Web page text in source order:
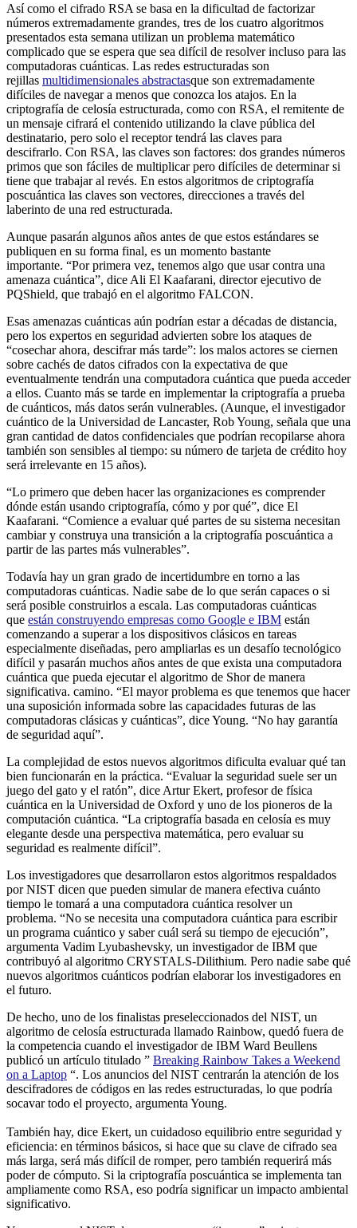
Así como el cifrado RSA se basa en la dificultad de factorizar
números extremadamente grandes, tres de los cuatro algoritmos
presentados esta semana utilizan un problema matemático
complicado que se espera que sea difícil de resolver incluso para las
computadoras cuánticas. Las redes estructuradas son
rejillas multidimensionales abstractasque son extremadamente
difíciles de navegar a menos que conozca los atajos. En la
criptografía de celosía estructurada, como con RSA, el remitente de
un mensaje cifrará el contenido utilizando la clave pública del
destinatario, pero solo el receptor tendrá las claves para
descifrarlo. Con RSA, las claves son factores: dos grandes números
primos que son fáciles de multiplicar pero difíciles de determinar si
tiene que trabajar al revés. En estos algoritmos de criptografía
poscuántica las claves son vectores, direcciones a través del
laberinto de una red estructurada.
Aunque pasarán algunos años antes de que estos estándares se
publiquen en su forma final, es un momento bastante
importante. “Por primera vez, tenemos algo que usar contra una
amenaza cuántica”, dice Ali El Kaafarani, director ejecutivo de
PQShield, que trabajó en el algoritmo FALCON.
Esas amenazas cuánticas aún podrían estar a décadas de distancia,
pero los expertos en seguridad advierten sobre los ataques de
“cosechar ahora, descifrar más tarde”: los malos actores se ciernen
sobre cachés de datos cifrados con la expectativa de que
eventualmente tendrán una computadora cuántica que pueda acceder
a ellos. Cuanto más se tarde en implementar la criptografía a prueba
de cuánticos, más datos serán vulnerables. (Aunque, el investigador
cuántico de la Universidad de Lancaster, Rob Young, señala que una
gran cantidad de datos confidenciales que podrían recopilarse ahora
también son sensibles al tiempo: su número de tarjeta de crédito hoy
será irrelevante en 15 años).
“Lo primero que deben hacer las organizaciones es comprender
dónde están usando criptografía, cómo y por qué”, dice El
Kaafarani. “Comience a evaluar qué partes de su sistema necesitan
cambiar y construya una transición a la criptografía poscuántica a
partir de las partes más vulnerables”.
Todavía hay un gran grado de incertidumbre en torno a las
computadoras cuánticas. Nadie sabe de lo que serán capaces o si
será posible construirlos a escala. Las computadoras cuánticas
que están construyendo empresas como Google e IBM están
comenzando a superar a los dispositivos clásicos en tareas
especialmente diseñadas, pero ampliarlas es un desafío tecnológico
difícil y pasarán muchos años antes de que exista una computadora
cuántica que pueda ejecutar el algoritmo de Shor de manera
significativa. camino. “El mayor problema es que tenemos que hacer
una suposición informada sobre las capacidades futuras de las
computadoras clásicas y cuánticas”, dice Young. “No hay garantía
de seguridad aquí”.
La complejidad de estos nuevos algoritmos dificulta evaluar qué tan
bien funcionarán en la práctica. “Evaluar la seguridad suele ser un
juego del gato y el ratón”, dice Artur Ekert, profesor de física
cuántica en la Universidad de Oxford y uno de los pioneros de la
computación cuántica. “La criptografía basada en celosía es muy
elegante desde una perspectiva matemática, pero evaluar su
seguridad es realmente difícil”.
Los investigadores que desarrollaron estos algoritmos respaldados
por NIST dicen que pueden simular de manera efectiva cuánto
tiempo le tomará a una computadora cuántica resolver un
problema. “No se necesita una computadora cuántica para escribir
un programa cuántico y saber cuál será su tiempo de ejecución”,
argumenta Vadim Lyubashevsky, un investigador de IBM que
contribuyó al algoritmo CRYSTALS-Dilithium. Pero nadie sabe qué
nuevos algoritmos cuánticos podrían elaborar los investigadores en
el futuro.
De hecho, uno de los finalistas preseleccionados del NIST, un
algoritmo de celosía estructurada llamado Rainbow, quedó fuera de
la competencia cuando el investigador de IBM Ward Beullens
publicó un artículo titulado ” Breaking Rainbow Takes a Weekend
on a Laptop “. Los anuncios del NIST centrarán la atención de los
descifradores de códigos en las redes estructuradas, lo que podría
socavar todo el proyecto, argumenta Young.
También hay, dice Ekert, un cuidadoso equilibrio entre seguridad y
eficiencia: en términos básicos, si hace que su clave de cifrado sea
más larga, será más difícil de romper, pero también requerirá más
poder de cómputo. Si la criptografía poscuántica se implementa tan
ampliamente como RSA, eso podría significar un impacto ambiental
significativo.